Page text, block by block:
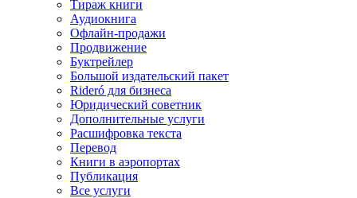
Тираж книги
Аудиокнига
Офлайн-продажи
Продвижение
Буктрейлер
Большой издательский пакет
Rideró для бизнеса
Юридический советник
Дополнительные услуги
Расшифровка текста
Перевод
Книги в аэропортах
Публикация
Все услуги